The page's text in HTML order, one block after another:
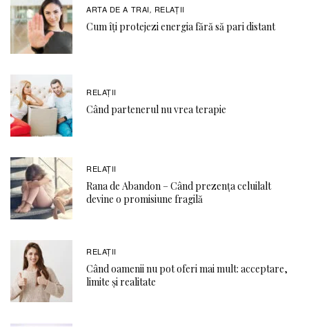
ARTA DE A TRAI, RELAŢII
Cum îți protejezi energia fără să pari distant
RELAŢII
Când partenerul nu vrea terapie
RELAŢII
Rana de Abandon – Când prezența celuilalt
devine o promisiune fragilă
RELAŢII
Când oamenii nu pot oferi mai mult: acceptare,
limite și realitate